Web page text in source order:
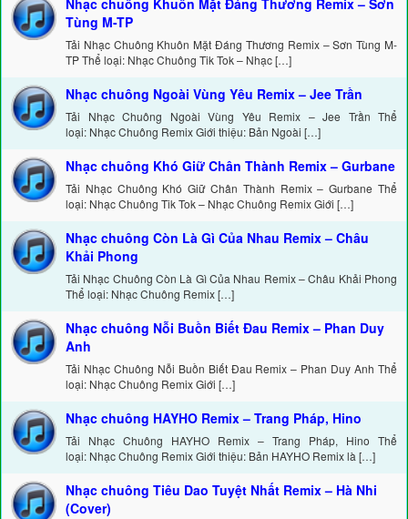
Nhạc chuông Khuôn Mặt Đáng Thương Remix – Sơn
Tùng M-TP
Tải Nhạc Chuông Khuôn Mặt Đáng Thương Remix – Sơn Tùng M-
TP Thể loại: Nhạc Chuông Tik Tok – Nhạc […]
Nhạc chuông Ngoài Vùng Yêu Remix – Jee Trần
Tải Nhạc Chuông Ngoài Vùng Yêu Remix – Jee Trần Thể
loại: Nhạc Chuông Remix Giới thiệu: Bản Ngoài […]
Nhạc chuông Khó Giữ Chân Thành Remix – Gurbane
Tải Nhạc Chuông Khó Giữ Chân Thành Remix – Gurbane Thể
loại: Nhạc Chuông Tik Tok – Nhạc Chuông Remix Giới […]
Nhạc chuông Còn Là Gì Của Nhau Remix – Châu
Khải Phong
Tải Nhạc Chuông Còn Là Gì Của Nhau Remix – Châu Khải Phong
Thể loại: Nhạc Chuông Remix […]
Nhạc chuông Nỗi Buồn Biết Đau Remix – Phan Duy
Anh
Tải Nhạc Chuông Nỗi Buồn Biết Đau Remix – Phan Duy Anh Thể
loại: Nhạc Chuông Remix Giới […]
Nhạc chuông HAYHO Remix – Trang Pháp, Hino
Tải Nhạc Chuông HAYHO Remix – Trang Pháp, Hino Thể
loại: Nhạc Chuông Remix Giới thiệu: Bản HAYHO Remix là […]
Nhạc chuông Tiêu Dao Tuyệt Nhất Remix – Hà Nhi
(Cover)